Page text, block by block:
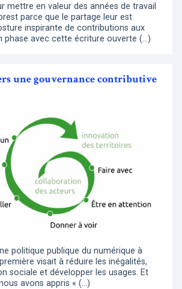
mettre en valeur des années de travail
parce que le partage leur est
inspirante de contributions aux
phase avec cette écriture ouverte (…)
une gouvernance contributive
politique publique du numérique à
visait à réduire les inégalités,
sociale et développer les usages. Et
avons appris « (…)